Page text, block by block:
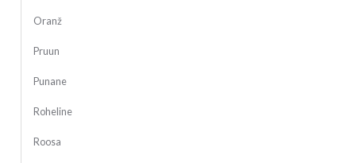
Oranž
Pruun
Punane
Roheline
Roosa